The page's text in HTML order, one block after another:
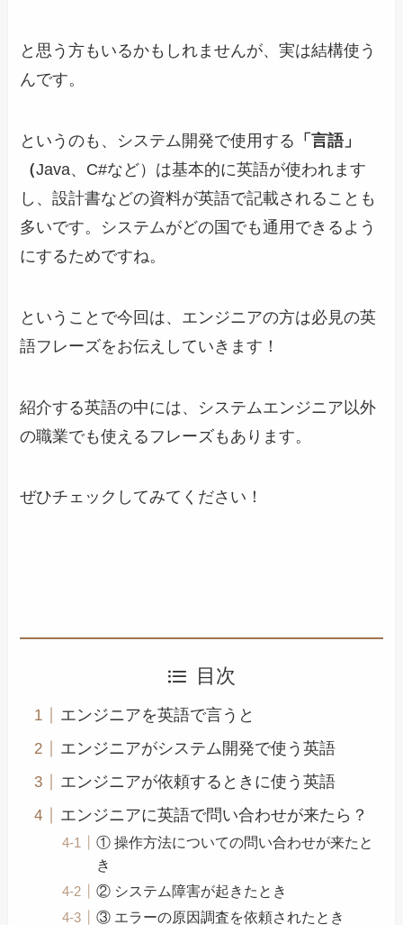
と思う方もいるかもしれませんが、実は結構使う
んです。
というのも、システム開発で使用する 「言語」
（Java、C#など）は基本的に英語が使われます
し、設計書などの資料が英語で記載されることも
多いです。システムがどの国でも通用できるよう
にするためですね。
ということで今回は、エンジニアの方は必見の英
語フレーズをお伝えしていきます！
紹介する英語の中には、システムエンジニア以外
の職業でも使えるフレーズもあります。
ぜひチェックしてみてください！
目次
エンジニアを英語で言うと
エンジニアがシステム開発で使う英語
エンジニアが依頼するときに使う英語
エンジニアに英語で問い合わせが来たら？
① 操作方法についての問い合わせが来たと
き
② システム障害が起きたとき
③ エラーの原因調査を依頼されたとき